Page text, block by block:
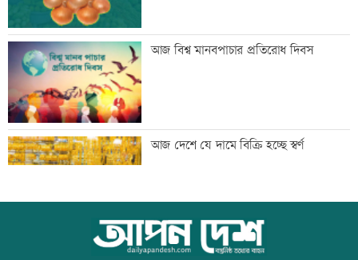
মেঘনার ভাঙনরোধে জিও ব্যাগ প্রকল্পে
অনিয়ম, এলাকাবাসীর মানববন্ধন
বাংলাদেশি পাঁচ হাজার কৃষি শ্রমিক নেবে
ওমান
স্বর্ণ খাতকে আনুষ্ঠানিক কাঠামোয় আনছে
সরকার, মতামত চাইল মন্ত্রণালয়
আজ বিশ্ব মানবপাচার প্রতিরোধ দিবস
আজ দেশে যে দামে বিক্রি হচ্ছে স্বর্ণ
আজ বিশ্ব বন্ধু দিবস